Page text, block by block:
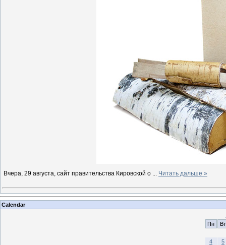
Вчера, 29 августа, сайт правительства Кировской о ... Читать дальше »
Calendar
Пн
Вт
4
5